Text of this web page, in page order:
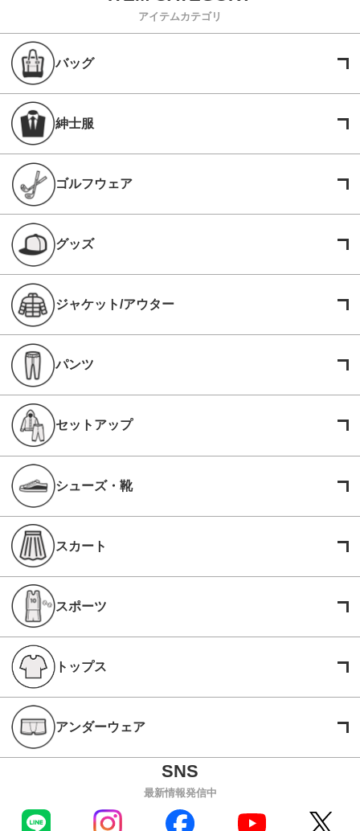
アイテムカテゴリ
バッグ
紳士服
ゴルフウェア
グッズ
ジャケット/アウター
パンツ
セットアップ
シューズ・靴
スカート
スポーツ
トップス
アンダーウェア
最新情報発信中